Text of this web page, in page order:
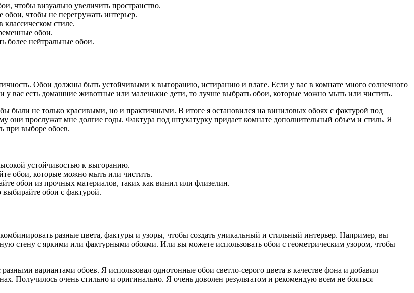
чтобы визуально увеличить пространство.
чтобы не перегружать интерьер.
стиле.
обои.
более нейтральные обои.
Обои должны быть устойчивыми к выгоранию, истиранию и влаге. Если у вас в комнате много солнечного
вас есть домашние животные или маленькие дети, то лучше выбрать обои, которые можно мыть или чистить.
были не только красивыми, но и практичными. В итоге я остановился на виниловых обоях с фактурой под
они прослужат мне долгие годы. Фактура под штукатурку придает комнате дополнительный объем и стиль. Я
при выборе обоев.
устойчивостью к выгоранию.
обои, которые можно мыть или чистить.
обои из прочных материалов, таких как винил или флизелин.
выбирайте обои с фактурой.
разные цвета, фактуры и узоры, чтобы создать уникальный и стильный интерьер. Например, вы
стену с яркими или фактурными обоями. Или вы можете использовать обои с геометрическим узором, чтобы
вариантами обоев. Я использовал однотонные обои светло-серого цвета в качестве фона и добавил
Получилось очень стильно и оригинально. Я очень доволен результатом и рекомендую всем не бояться